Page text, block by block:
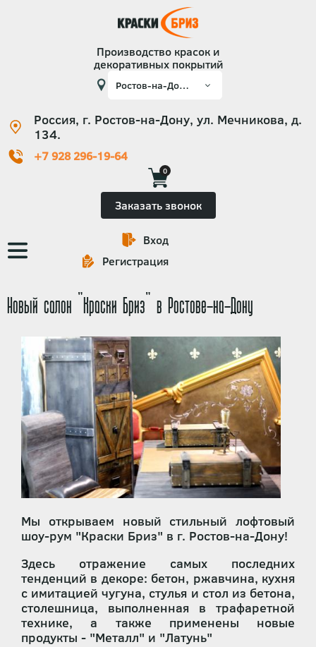
Производство красок и
декоративных покрытий
Россия, г. Ростов-на-Дону, ул. Мечникова, д.
134.
+7 928 296-19-64
0
Заказать звонок
Основная
навигация
Вход
Регистрация
Новый салон "Краски Бриз" в Ростове-на-Дону
Мы открываем новый стильный лофтовый
шоу-рум "Краски Бриз" в г. Ростов-на-Дону!
Здесь отражение самых последних
тенденций в декоре: бетон, ржавчина, кухня
с имитацией чугуна, стулья и стол из бетона,
столешница, выполненная в трафаретной
технике, а также применены новые
продукты - "Металл" и "Латунь"